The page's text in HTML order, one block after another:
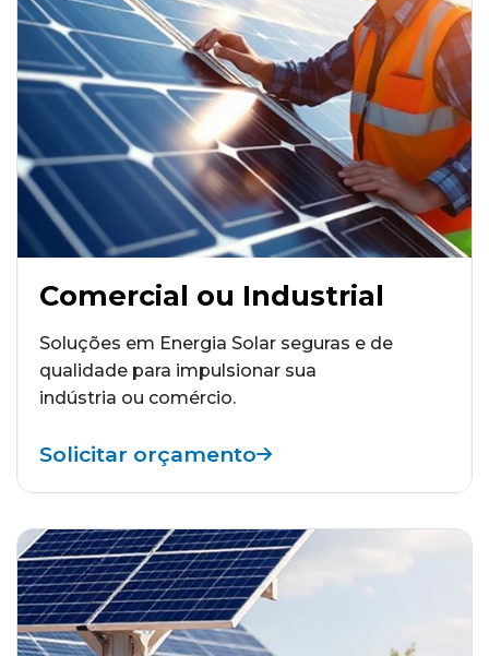
Comercial ou Industrial
Soluções em Energia Solar seguras e de
qualidade para impulsionar sua
indústria ou comércio.
Solicitar orçamento